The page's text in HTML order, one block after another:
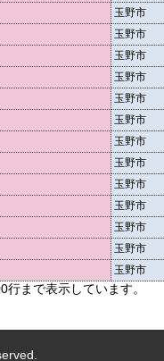
玉野市
玉野市
玉野市
玉野市
玉野市
玉野市
玉野市
玉野市
玉野市
玉野市
玉野市
玉野市
玉野市
行まで表示しています。